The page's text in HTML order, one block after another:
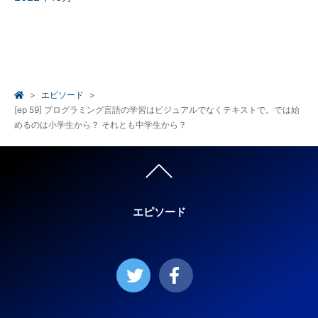
エピソード
[ep 59] プログラミング言語の学習はビジュアルでなくテキストで。では始
めるのは小学生から？ それとも中学生から？
エピソード